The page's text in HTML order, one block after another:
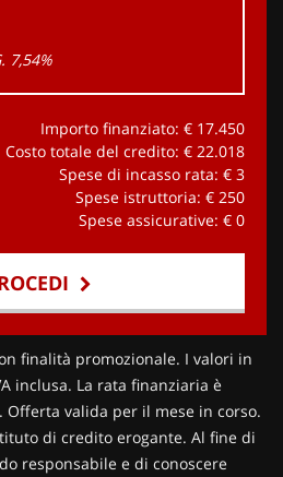
7,54%
Importo finanziato: € 17.450
Costo totale del credito: € 22.018
Spese di incasso rata: € 3
Spese istruttoria: € 250
Spese assicurative: € 0
finalità promozionale. I valori in
inclusa. La rata finanziaria è
Offerta valida per il mese in corso.
di credito erogante. Al fine di
responsabile e di conoscere